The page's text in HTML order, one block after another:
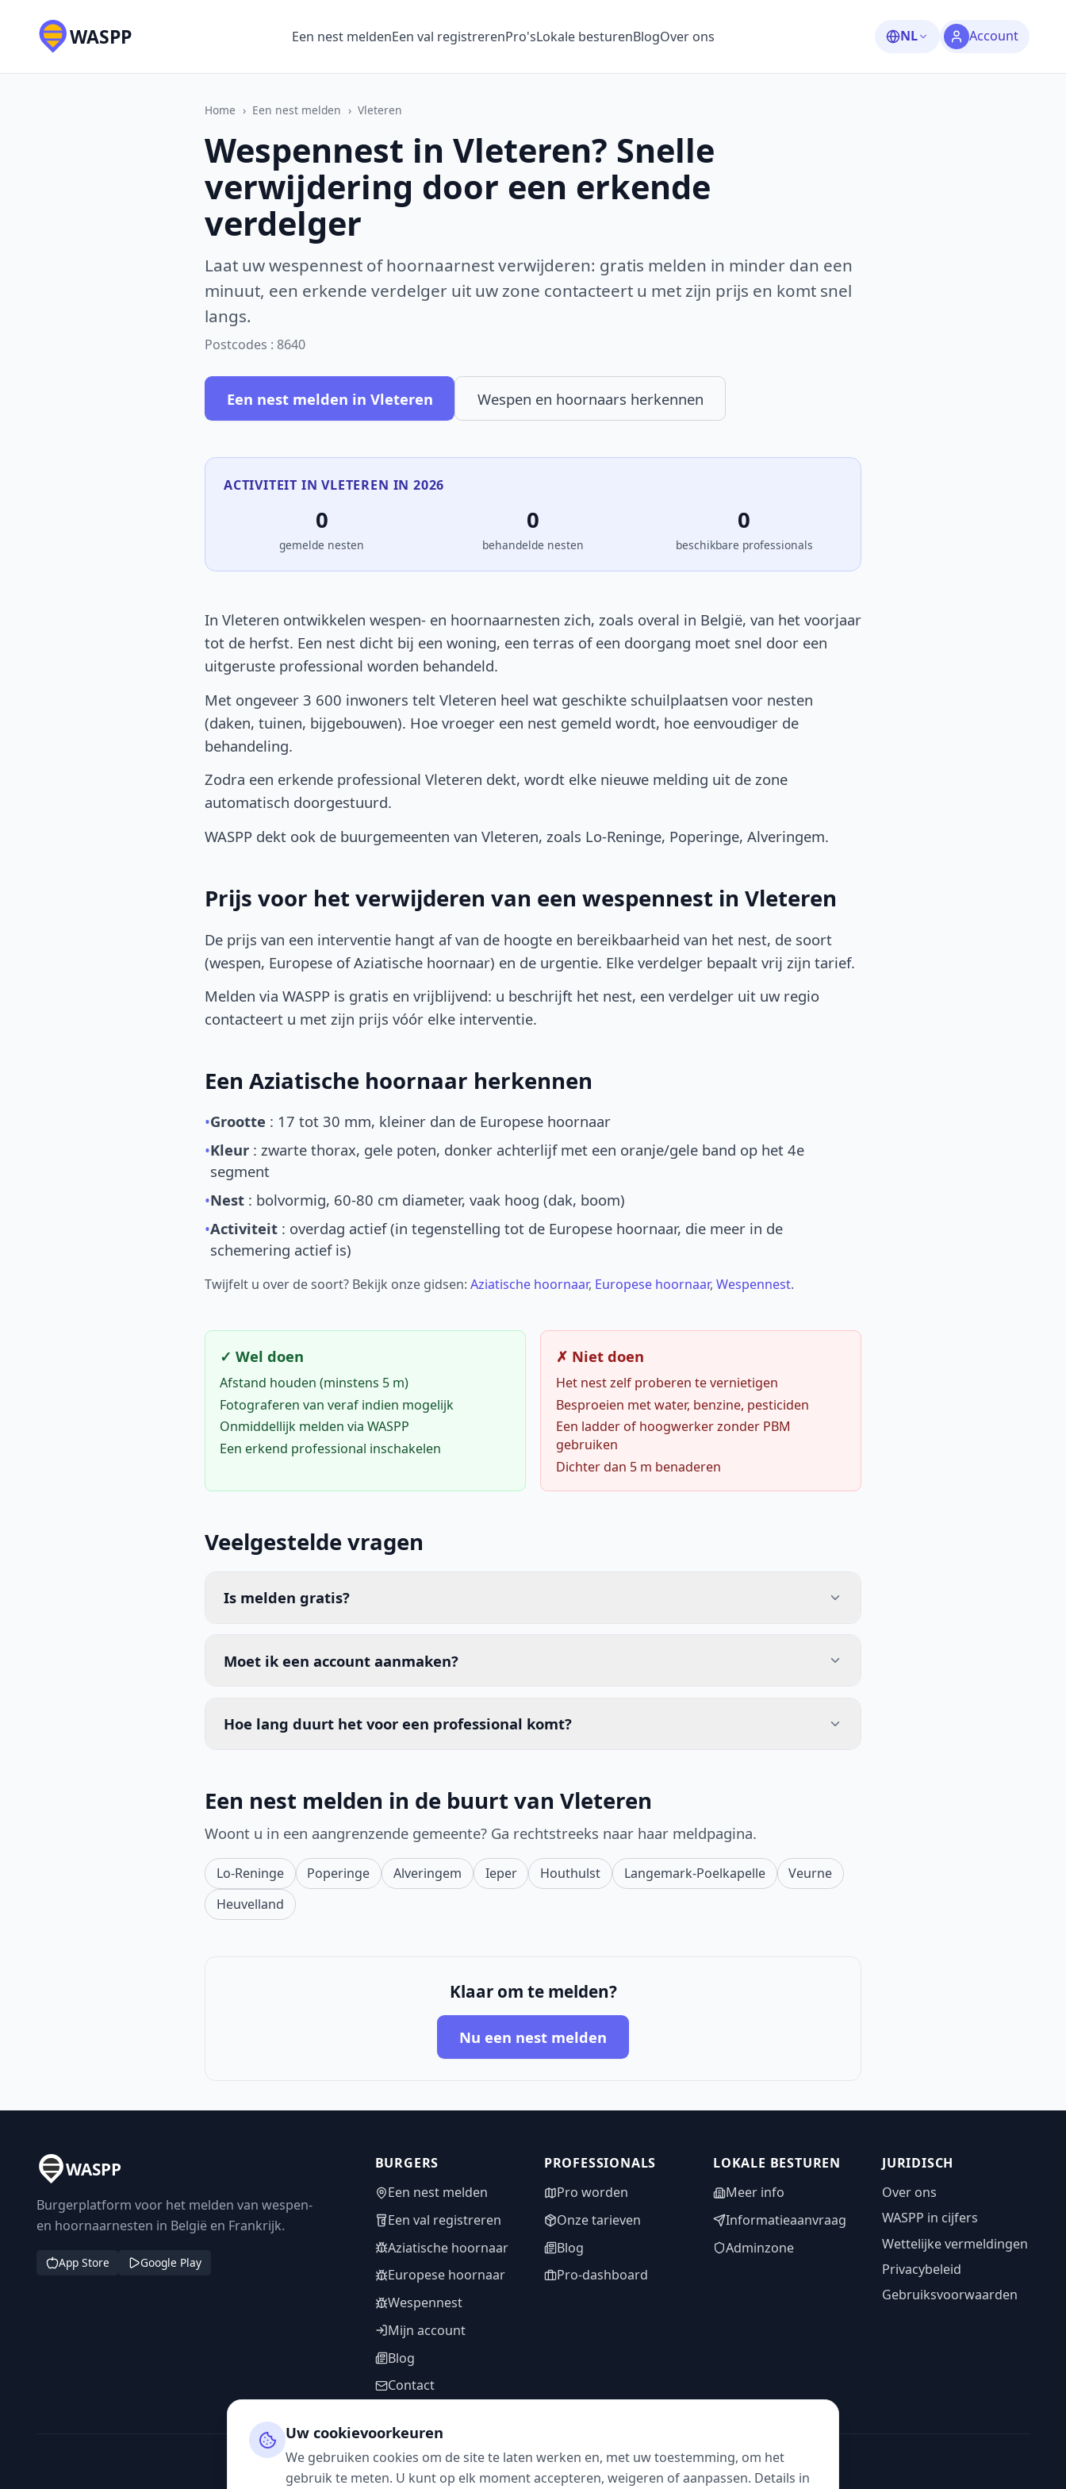
WASPP Een nest meldenEen val registrerenPro'sLokale besturenBlogOver ons NL Account
Home › Een nest melden › Vleteren
Wespennest in Vleteren? Snelle
verwijdering door een erkende
verdelger
Laat uw wespennest of hoornaarnest verwijderen: gratis melden in minder dan een
minuut, een erkende verdelger uit uw zone contacteert u met zijn prijs en komt snel
langs.
Postcodes : 8640
Een nest melden in Vleteren Wespen en hoornaars herkennen
ACTIVITEIT IN VLETEREN IN 2026
0
gemelde nesten
0
behandelde nesten
0
beschikbare professionals
In Vleteren ontwikkelen wespen- en hoornaarnesten zich, zoals overal in België, van het voorjaar
tot de herfst. Een nest dicht bij een woning, een terras of een doorgang moet snel door een
uitgeruste professional worden behandeld.
Met ongeveer 3 600 inwoners telt Vleteren heel wat geschikte schuilplaatsen voor nesten
(daken, tuinen, bijgebouwen). Hoe vroeger een nest gemeld wordt, hoe eenvoudiger de
behandeling.
Zodra een erkende professional Vleteren dekt, wordt elke nieuwe melding uit de zone
automatisch doorgestuurd.
WASPP dekt ook de buurgemeenten van Vleteren, zoals Lo-Reninge, Poperinge, Alveringem.
Prijs voor het verwijderen van een wespennest in Vleteren
De prijs van een interventie hangt af van de hoogte en bereikbaarheid van het nest, de soort
(wespen, Europese of Aziatische hoornaar) en de urgentie. Elke verdelger bepaalt vrij zijn tarief.
Melden via WASPP is gratis en vrijblijvend: u beschrijft het nest, een verdelger uit uw regio
contacteert u met zijn prijs vóór elke interventie.
Een Aziatische hoornaar herkennen
•Grootte : 17 tot 30 mm, kleiner dan de Europese hoornaar
•Kleur : zwarte thorax, gele poten, donker achterlijf met een oranje/gele band op het 4e
segment
•Nest : bolvormig, 60-80 cm diameter, vaak hoog (dak, boom)
•Activiteit : overdag actief (in tegenstelling tot de Europese hoornaar, die meer in de
schemering actief is)
Twijfelt u over de soort? Bekijk onze gidsen: Aziatische hoornaar, Europese hoornaar, Wespennest.
✓ Wel doen
Afstand houden (minstens 5 m)
Fotograferen van veraf indien mogelijk
Onmiddellijk melden via WASPP
Een erkend professional inschakelen
✗ Niet doen
Het nest zelf proberen te vernietigen
Besproeien met water, benzine, pesticiden
Een ladder of hoogwerker zonder PBM
gebruiken
Dichter dan 5 m benaderen
Veelgestelde vragen
Is melden gratis?
Moet ik een account aanmaken?
Hoe lang duurt het voor een professional komt?
Een nest melden in de buurt van Vleteren
Woont u in een aangrenzende gemeente? Ga rechtstreeks naar haar meldpagina.
Lo-Reninge Poperinge Alveringem Ieper Houthulst Langemark-Poelkapelle
Veurne
Heuvelland
Klaar om te melden?
Nu een nest melden
WASPP
Burgerplatform voor het melden van wespen-
en hoornaarnesten in België en Frankrijk.
App Store Google Play
BURGERS
Een nest melden
Een val registreren
Aziatische hoornaar
Europese hoornaar
Wespennest
Mijn account
Blog
Contact
PROFESSIONALS
Pro worden
Onze tarieven
Blog
Pro-dashboard
LOKALE BESTUREN
Meer info
Informatieaanvraag
Adminzone
JURIDISCH
Over ons
WASPP in cijfers
Wettelijke vermeldingen
Privacybeleid
Gebruiksvoorwaarden
VOLG ONS
Uw cookievoorkeuren
We gebruiken cookies om de site te laten werken en, met uw toestemming, om het
gebruik te meten. U kunt op elk moment accepteren, weigeren of aanpassen. Details in